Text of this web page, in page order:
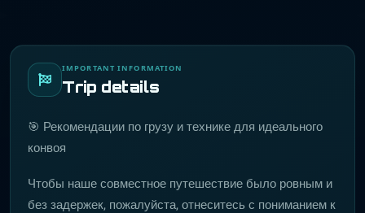
IMPORTANT INFORMATION
Trip details
🎯 Рекомендации по грузу и технике для идеального
конвоя
Чтобы наше совместное путешествие было ровным и
без задержек, пожалуйста, отнеситесь с пониманием к